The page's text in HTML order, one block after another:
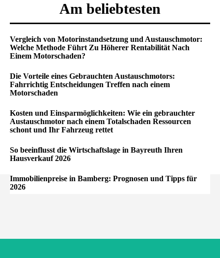
Am beliebtesten
Vergleich von Motorinstandsetzung und Austauschmotor:
Welche Methode Führt Zu Höherer Rentabilität Nach
Einem Motorschaden?
Die Vorteile eines Gebrauchten Austauschmotors:
Fahrrichtig Entscheidungen Treffen nach einem
Motorschaden
Kosten und Einsparmöglichkeiten: Wie ein gebrauchter
Austauschmotor nach einem Totalschaden Ressourcen
schont und Ihr Fahrzeug rettet
So beeinflusst die Wirtschaftslage in Bayreuth Ihren
Hausverkauf 2026
Immobilienpreise in Bamberg: Prognosen und Tipps für
2026